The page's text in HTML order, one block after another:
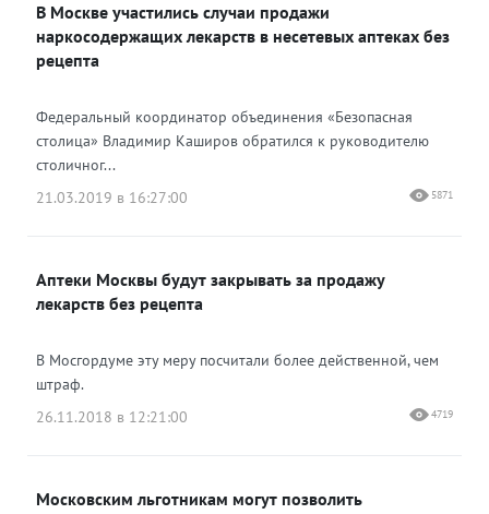
В Москве участились случаи продажи
наркосодержащих лекарств в несетевых аптеках без
рецепта
Федеральный координатор объединения «Безопасная
столица» Владимир Каширов обратился к руководителю
столичног...
21.03.2019 в 16:27:00
5871
Аптеки Москвы будут закрывать за продажу
лекарств без рецепта
В Мосгордуме эту меру посчитали более действенной, чем
штраф.
26.11.2018 в 12:21:00
4719
Московским льготникам могут позволить